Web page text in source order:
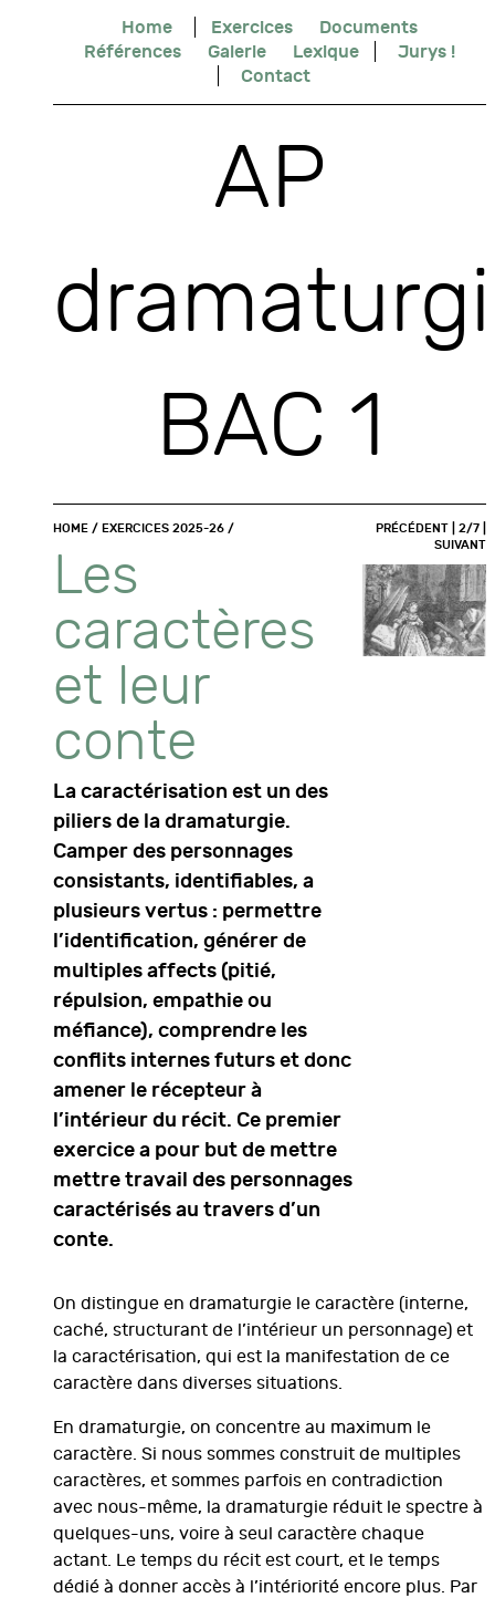
Home Exercices
Documents
Références
Galerie Lexique
Jurys !
Contact
AP
BAC 1
HOME / EXERCICES 2025-26 /
Les
caractères
et leur
conte
La caractérisation est un des
piliers de la dramaturgie.
Camper des personnages
consistants, identifiables, a
plusieurs vertus : permettre
l’identification, générer de
multiples affects (pitié,
répulsion, empathie ou
méfiance), comprendre les
conflits internes futurs et donc
amener le récepteur à
l’intérieur du récit. Ce premier
exercice a pour but de mettre
mettre travail des personnages
caractérisés au travers d’un
conte.
PRÉCÉDENT | 2/7 |
SUIVANT
On distingue en dramaturgie le caractère (interne,
caché, structurant de l’intérieur un personnage) et
la caractérisation, qui est la manifestation de ce
caractère dans diverses situations.
En dramaturgie, on concentre au maximum le
caractère. Si nous sommes construit de multiples
caractères, et sommes parfois en contradiction
avec nous-même, la dramaturgie réduit le spectre à
quelques-uns, voire à seul caractère chaque
actant. Le temps du récit est court, et le temps
dédié à donner accès à l’intériorité encore plus. Par